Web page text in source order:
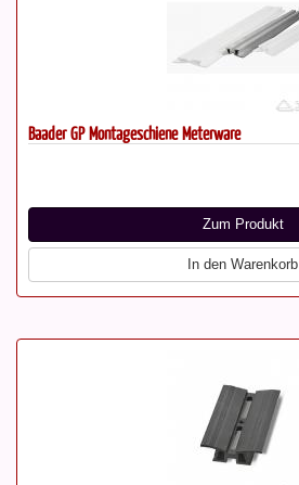
Baader GP Montageschiene Meterware
Zum Produkt
In den Warenkorb